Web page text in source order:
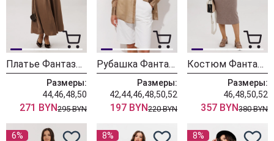
Платье Фантазия Мод 5008
Размеры:
44,46,48,50
271 BYN295 BYN
Рубашка Фантазия Мод 5006 беж
Размеры:
42,44,46,48,50,52
197 BYN220 BYN
Костюм Фантазия Мод 4933
Размеры:
46,48,50,52
357 BYN380 BYN
6% 8% 8%